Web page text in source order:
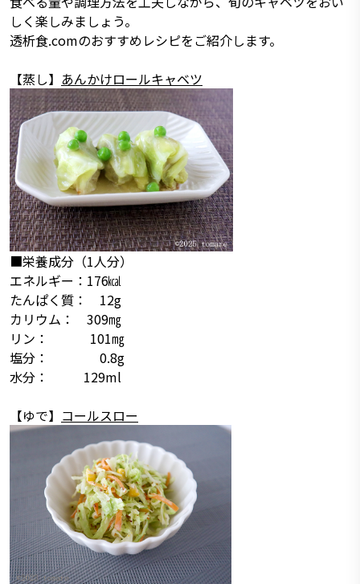
しく楽しみましょう。
透析食.comのおすすめレシピをご紹介します。
【蒸し】 あんかけロールキャベツ
■栄養成分（1人分）
エネルギー：176㎉
たんぱく質： 12g
カリウム： 309㎎
リン： 101㎎
塩分： 0.8g
水分： 129ml
【ゆで】 コールスロー